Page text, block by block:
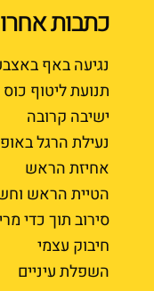
כתבות
נגיעה באף
תנועת ליטוף
ישיבה קרובה
נעילת הרגל
אחיזת הראש
הטיית הראש
סירוב תוך כדי
חיבוק עצמי
השפלת עיניים